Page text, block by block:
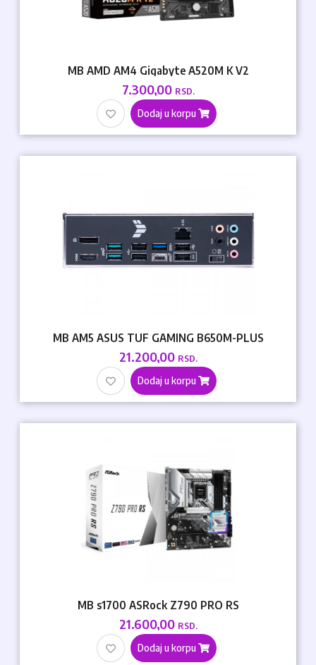
MB AMD AM4 Gigabyte A520M K V2
7.300,00 RSD.
Dodaj u korpu
MB AM5 ASUS TUF GAMING B650M-PLUS
21.200,00 RSD.
Dodaj u korpu
MB s1700 ASRock Z790 PRO RS
21.600,00 RSD.
Dodaj u korpu